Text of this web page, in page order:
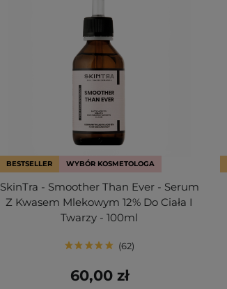
BESTSELLER WYBÓR KOSMETOLOGA
SkinTra - Smoother Than Ever - Serum
Z Kwasem Mlekowym 12% Do Ciała I
Twarzy - 100ml
62
60,00 zł